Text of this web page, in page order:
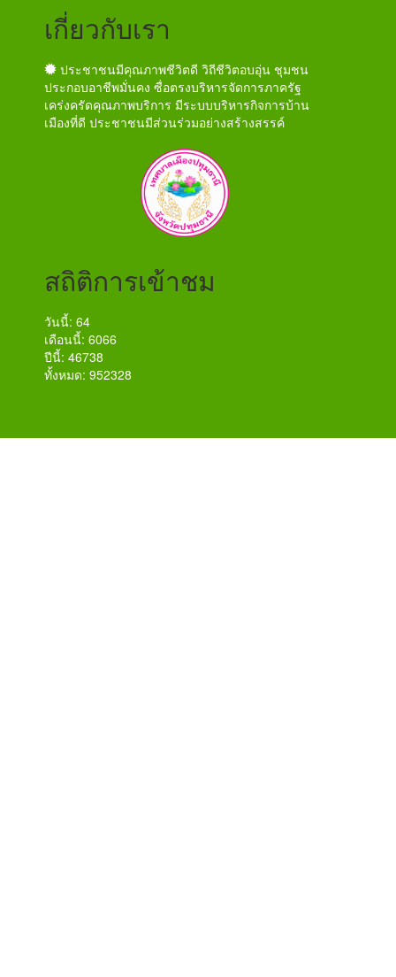
เกี่ยวกับเรา
ประชาชนมีคุณภาพชีวิตดี วิถีชีวิตอบอุ่น ชุมชน
ประกอบอาชีพมั่นคง ซื่อตรงบริหารจัดการภาครัฐ
เคร่งครัดคุณภาพบริการ มีระบบบริหารกิจการบ้าน
เมืองที่ดี ประชาชนมีส่วนร่วมอย่างสร้างสรรค์
สถิติการเข้าชม
วันนี้: 64
เดือนนี้: 6066
ปีนี้: 46738
ทั้งหมด: 952328